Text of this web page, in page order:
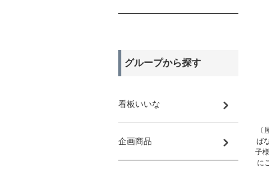
ば
子
に
グループから探す
看板いいな
企画商品